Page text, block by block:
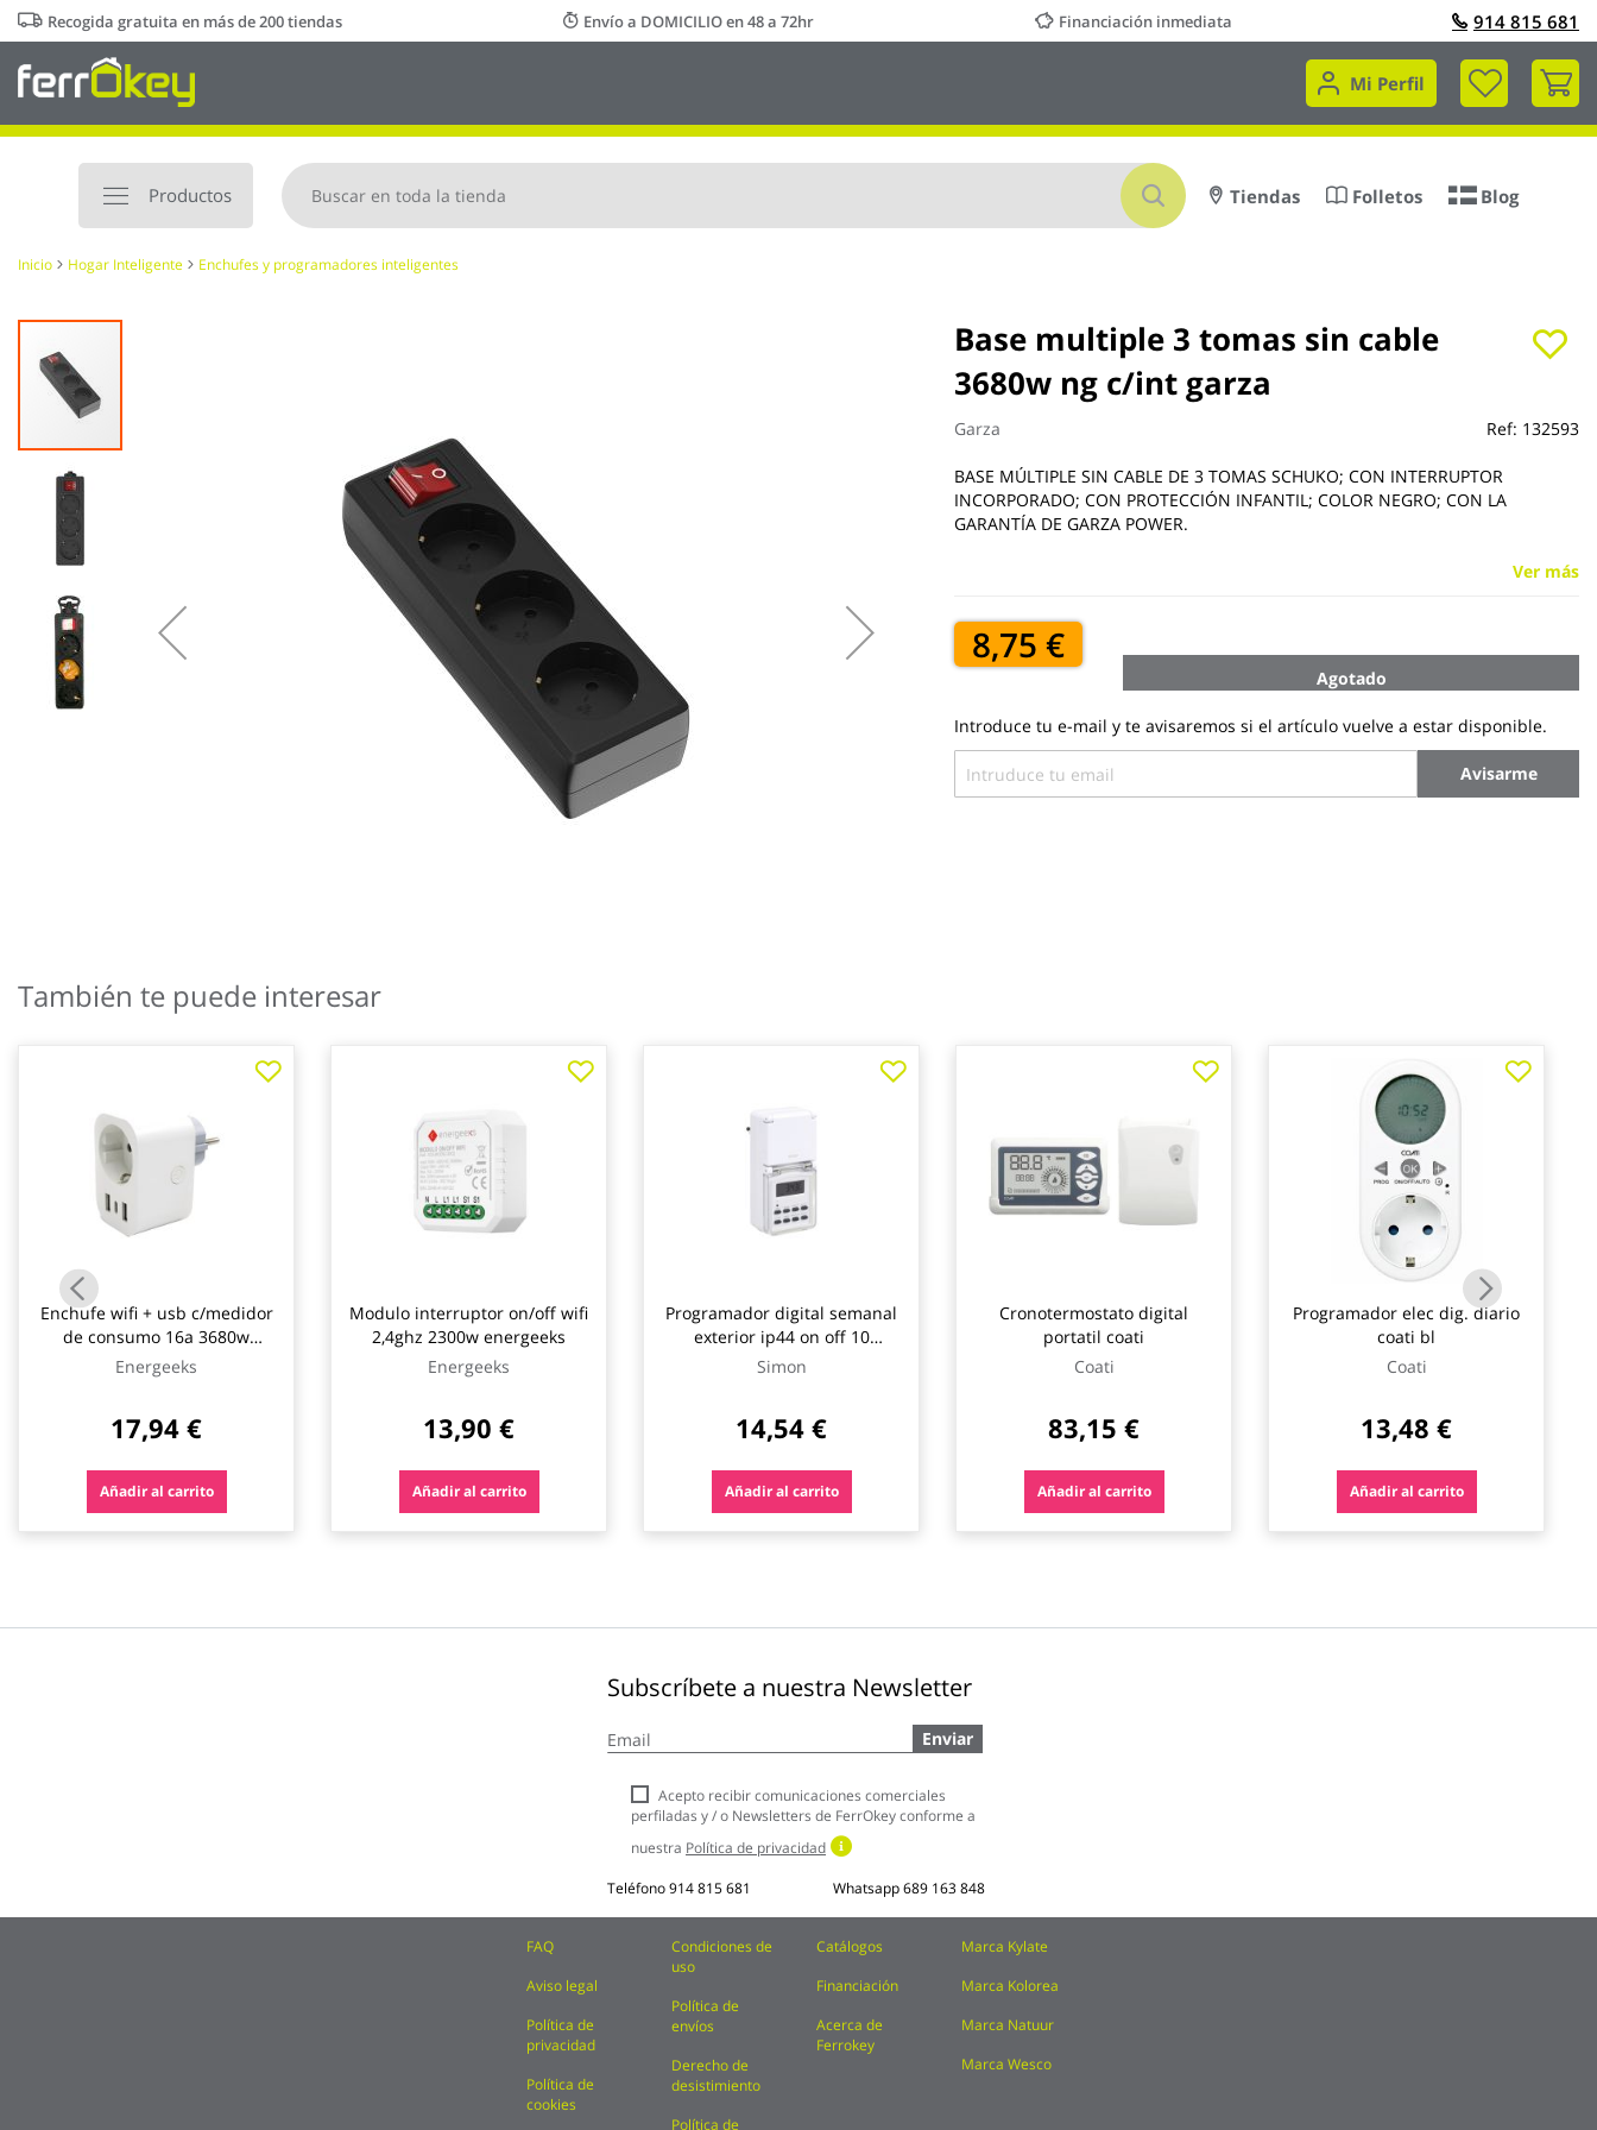
Ir
al
contenido
Recogida gratuita en más de 200 tiendas Envío a DOMICILIO en 48 a 72hr Financiación inmediata 914 815 681
Mi Perfil
Mi
Productos
Buscar
Tiendas Folletos Blog
Inicio Hogar Inteligente Enchufes y programadores inteligentes
Base multiple 3 tomas sin cable
3680w ng c/int garza
Garza Ref: 132593
BASE MÚLTIPLE SIN CABLE DE 3 TOMAS SCHUKO; CON INTERRUPTOR
INCORPORADO; CON PROTECCIÓN INFANTIL; COLOR NEGRO; CON LA
GARANTÍA DE GARZA POWER.
Ver más
8,75 €
Agotado
Introduce tu e-mail y te avisaremos si el artículo vuelve a estar disponible.
Avisarme
Saltar
final
galería
imágenes
al
comienzo
También te puede interesar
Enchufe wifi + usb c/medidor
de consumo 16a 3680w
energeeks
Energeeks
17,94 €
Añadir al carrito
Modulo interruptor on/off wifi
2,4ghz 2300w energeeks
Energeeks
13,90 €
Añadir al carrito
Programador digital semanal
exterior ip44 on off 10
programas-24h 7dias simon
Simon
14,54 €
Añadir al carrito
Cronotermostato digital
portatil coati
Coati
83,15 €
Añadir al carrito
Programador elec dig. diario
coati bl
Coati
13,48 €
Añadir al carrito
Subscríbete a nuestra Newsletter
a
boletín
noticias:
Enviar
Acepto recibir comunicaciones comerciales
perfiladas y / o Newsletters de FerrOkey conforme a
nuestra Política de privacidad
Teléfono914 815 681 Whatsapp689 163 848
FAQ
Aviso legal
Política de
privacidad
Política de
cookies
Condiciones de
uso
Política de
envíos
Derecho de
desistimiento
Política de
Catálogos
Financiación
Acerca de
Ferrokey
Marca Kylate
Marca Kolorea
Marca Natuur
Marca Wesco